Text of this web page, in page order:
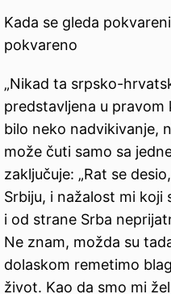
Kada se gleda
pokvareno
„Nikad ta srpsko-
predstavljena u
bilo neko nadvikivanje,
može čuti samo sa
zaključuje: „Rat se
Srbiju, i nažalost mi koji
i od strane Srba
Ne znam, možda su
dolaskom remetimo
život. Kao da smo mi